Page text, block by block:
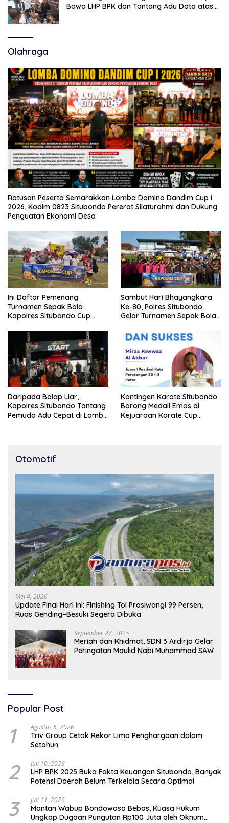
Bawa LHP BPK dan Tantang Adu Data atas
Olahraga
Ratusan Peserta Semarakkan Lomba Domino Dandim Cup I
2026, Kodim 0823 Situbondo Pererat Silaturahmi dan Dukung
Penguatan Ekonomi Desa
Ini Daftar Pemenang
Turnamen Sepak Bola
Kapolres Situbondo Cup
10 Tahun
Sambut Hari Bhayangkara
Ke-80, Polres Situbondo
Gelar Turnamen Sepak Bola
Daripada Balap Liar,
Kapolres Situbondo Tantang
Pemuda Adu Cepat di Lomba
Kontingen Karate Situbondo
Borong Medali Emas di
Kejuaraan Karate Cup
Otomotif
Mei 4, 2026
Update Final Hari Ini: Finishing Tol Prosiwangi 99 Persen,
Ruas Gending–Besuki Segera Dibuka
September 27, 2025
Meriah dan Khidmat, SDN 3 Ardirjo Gelar
Peringatan Maulid Nabi Muhammad SAW
Popular Post
1 Agustus 5, 2026
Triv Group Cetak Rekor Lima Penghargaan dalam
Setahun
2 Juli 10, 2026
LHP BPK 2025 Buka Fakta Keuangan Situbondo, Banyak
Potensi Daerah Belum Terkelola Secara Optimal
3 Juli 11, 2026
Mantan Wabup Bondowoso Bebas, Kuasa Hukum
Ungkap Dugaan Pungutan Rp100 Juta oleh Oknum